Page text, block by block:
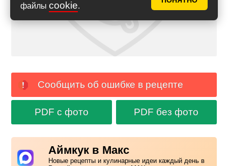
файлы cookie.
Сообщить об ошибке в рецепте
PDF с фото PDF без фото
Аймкук в Макс
Новые рецепты и кулинарные идеи каждый день в